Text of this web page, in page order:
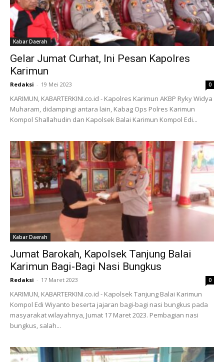
Kabar Daerah
Gelar Jumat Curhat, Ini Pesan Kapolres
Karimun
Redaksi - 19 Mei 2023 0
KARIMUN, KABARTERKINI.co.id - Kapolres Karimun AKBP Ryky Widya
Muharam, didampingi antara lain, Kabag Ops Polres Karimun
Kompol Shallahudin dan Kapolsek Balai Karimun Kompol Edi...
Kabar Daerah
Jumat Barokah, Kapolsek Tanjung Balai
Karimun Bagi-Bagi Nasi Bungkus
Redaksi - 17 Maret 2023 0
KARIMUN, KABARTERKINI.co.id - Kapolsek Tanjung Balai Karimun
Kompol Edi Wiyanto beserta jajaran bagi-bagi nasi bungkus pada
masyarakat wilayahnya, Jumat 17 Maret 2023. Pembagian nasi
bungkus, salah...